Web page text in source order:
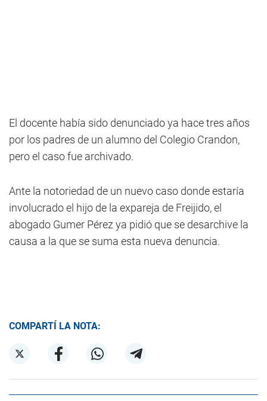
El docente había sido denunciado ya hace tres años
por los padres de un alumno del Colegio Crandon,
pero el caso fue archivado.
Ante la notoriedad de un nuevo caso donde estaría
involucrado el hijo de la expareja de Freijido, el
abogado Gumer Pérez ya pidió que se desarchive la
causa a la que se suma esta nueva denuncia.
COMPARTÍ LA NOTA: